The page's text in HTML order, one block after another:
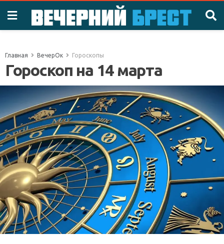
Главная ВечерОк Гороскопы
Гороскоп на 14 марта